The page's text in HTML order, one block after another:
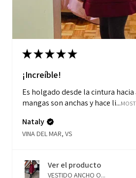
★★★★★
¡Increíble!
Es holgado desde la cintura hacia
mangas son anchas y hace li...
Nataly
VINA DEL MAR, VS
Ver el producto
VESTIDO ANCHO O...